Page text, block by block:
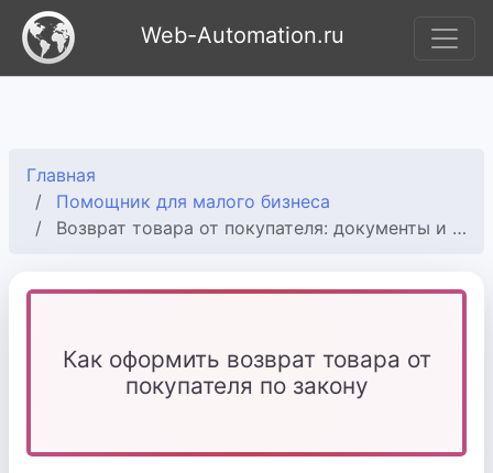
Web-Automation.ru
Главная
Помощник для малого бизнеса
Возврат товара от покупателя: документы и порядок действий
Как оформить возврат товара от
покупателя по закону